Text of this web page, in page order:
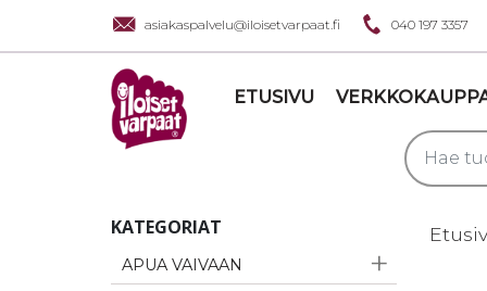
asiakaspalvelu@iloisetvarpaat.fi 040 197 3357
ETUSIVU
KATEGORIAT
APUA VAIVAAN